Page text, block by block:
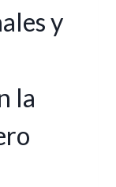
y
la